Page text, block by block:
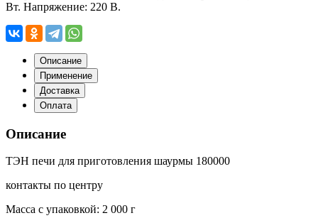
Вт. Напряжение: 220 В.
Описание
Применение
Доставка
Оплата
Описание
ТЭН печи для приготовления шаурмы 180000
контакты по центру
Масса с упаковкой: 2 000 г